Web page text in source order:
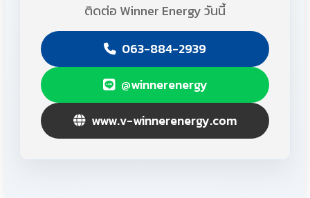
ติดต่อ Winner Energy วันนี้
063-884-2939
@winnerenergy
www.v-winnerenergy.com